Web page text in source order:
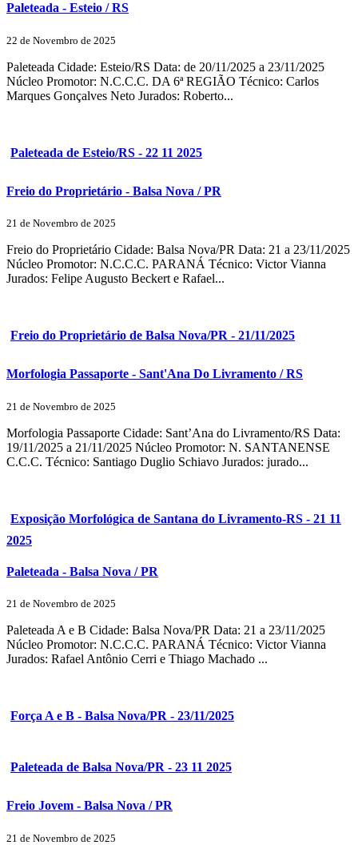
Paleteada - Esteio / RS
22 de Novembro de 2025
Paleteada Cidade: Esteio/RS Data: de 20/11/2025 a 23/11/2025
Núcleo Promotor: N.C.C.C. DA 6ª REGIÃO Técnico: Carlos
Marques Gonçalves Neto Jurados: Roberto...
Paleteada de Esteio/RS - 22 11 2025
Freio do Proprietário - Balsa Nova / PR
21 de Novembro de 2025
Freio do Proprietário Cidade: Balsa Nova/PR Data: 21 a 23/11/2025
Núcleo Promotor: N.C.C.C. PARANÁ Técnico: Victor Vianna
Jurados: Felipe Augusto Beckert e Rafael...
Freio do Proprietário de Balsa Nova/PR - 21/11/2025
Morfologia Passaporte - Sant'Ana Do Livramento / RS
21 de Novembro de 2025
Morfologia Passaporte Cidade: Sant’Ana do Livramento/RS Data:
19/11/2025 a 21/11/2025 Núcleo Promotor: N. SANTANENSE
C.C.C. Técnico: Santiago Duglio Schiavo Jurados: jurado...
Exposição Morfológica de Santana do Livramento-RS - 21 11
2025
Paleteada - Balsa Nova / PR
21 de Novembro de 2025
Paleteada A e B Cidade: Balsa Nova/PR Data: 21 a 23/11/2025
Núcleo Promotor: N.C.C.C. PARANÁ Técnico: Victor Vianna
Jurados: Rafael Antônio Cerri e Thiago Machado ...
Força A e B - Balsa Nova/PR - 23/11/2025
Paleteada de Balsa Nova/PR - 23 11 2025
Freio Jovem - Balsa Nova / PR
21 de Novembro de 2025